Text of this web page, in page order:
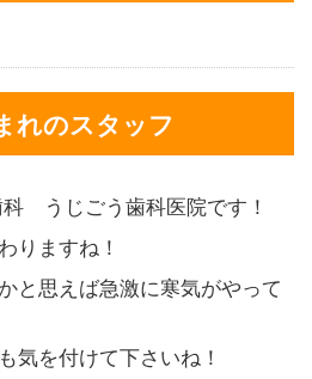
れのスタッフ
うじごう歯科医院です！
りますね！
と思えば急激に寒気がやって
気を付けて下さいね！